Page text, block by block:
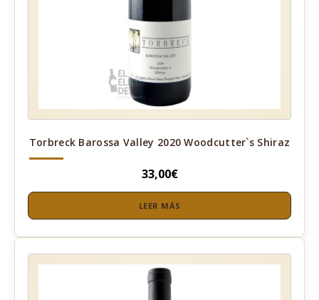
Torbreck Barossa Valley 2020 Woodcutter`s Shiraz
33,00€
LEER MÁS